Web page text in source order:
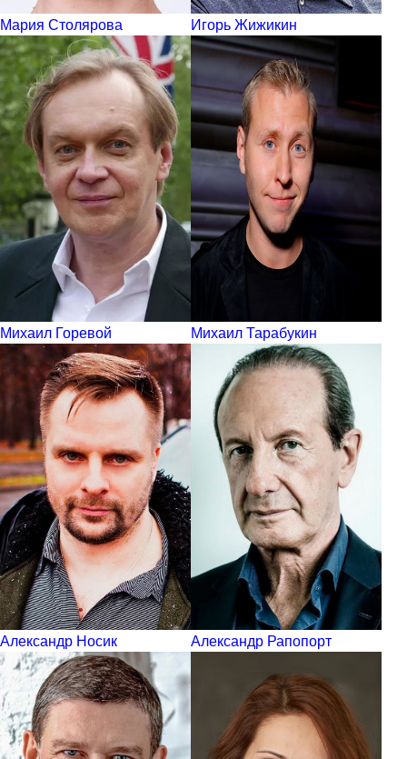
Мария Столярова Игорь Жижикин
Михаил Горевой Михаил Тарабукин
Александр Носик Александр Рапопорт